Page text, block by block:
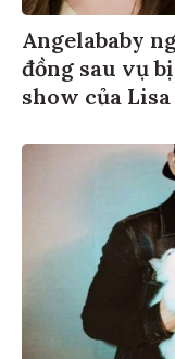
Angelababy
đồng sau vụ
show của